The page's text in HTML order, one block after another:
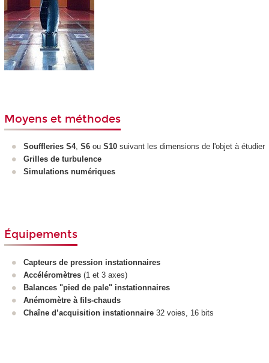
Moyens et méthodes
Souffleries S4, S6 ou S10 suivant les dimensions de l'objet à étudier
Grilles de turbulence
Simulations numériques
Équipements
Capteurs de pression instationnaires
Accéléromètres (1 et 3 axes)
Balances "pied de pale" instationnaires
Anémomètre à fils-chauds
Chaîne d’acquisition instationnaire 32 voies, 16 bits